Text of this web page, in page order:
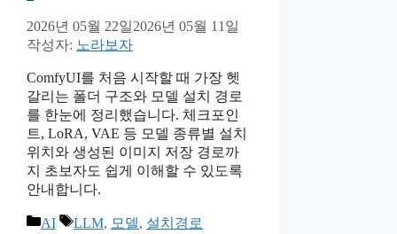
2026년 05월 22일2026년 05월 11일
작성자: 노라보자
ComfyUI를 처음 시작할 때 가장 헷
갈리는 폴더 구조와 모델 설치 경로
를 한눈에 정리했습니다. 체크포인
트, LoRA, VAE 등 모델 종류별 설치
위치와 생성된 이미지 저장 경로까
지 초보자도 쉽게 이해할 수 있도록
안내합니다.
카
AI
태
LLM, 모델, 설치경로